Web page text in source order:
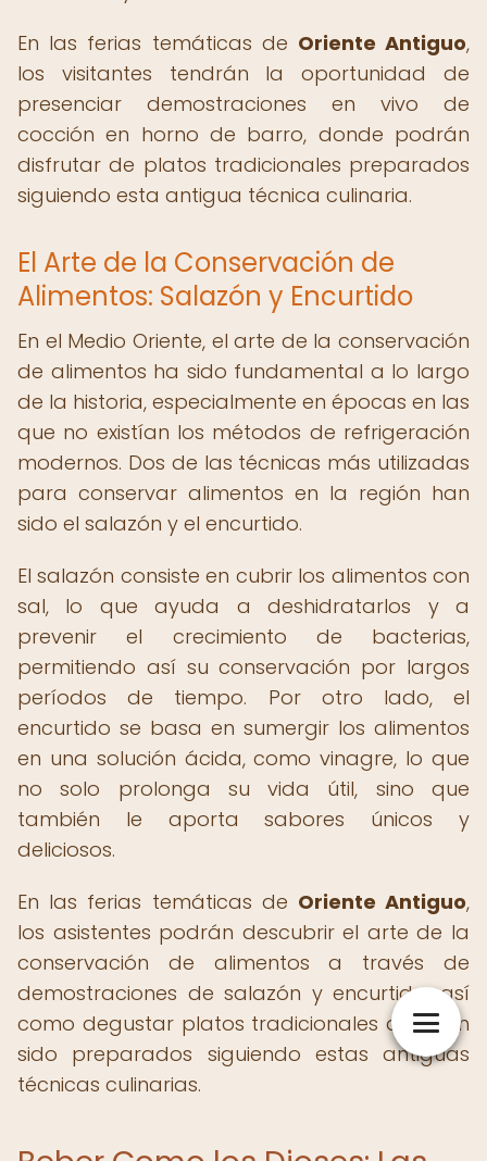
En las ferias temáticas de Oriente Antiguo,
los visitantes tendrán la oportunidad de
presenciar demostraciones en vivo de
cocción en horno de barro, donde podrán
disfrutar de platos tradicionales preparados
siguiendo esta antigua técnica culinaria.
El Arte de la Conservación de
Alimentos: Salazón y Encurtido
En el Medio Oriente, el arte de la conservación
de alimentos ha sido fundamental a lo largo
de la historia, especialmente en épocas en las
que no existían los métodos de refrigeración
modernos. Dos de las técnicas más utilizadas
para conservar alimentos en la región han
sido el salazón y el encurtido.
El salazón consiste en cubrir los alimentos con
sal, lo que ayuda a deshidratarlos y a
prevenir el crecimiento de bacterias,
permitiendo así su conservación por largos
períodos de tiempo. Por otro lado, el
encurtido se basa en sumergir los alimentos
en una solución ácida, como vinagre, lo que
no solo prolonga su vida útil, sino que
también le aporta sabores únicos y
deliciosos.
En las ferias temáticas de Oriente Antiguo,
los asistentes podrán descubrir el arte de la
conservación de alimentos a través de
demostraciones de salazón y encurtido, así
como degustar platos tradicionales que han
sido preparados siguiendo estas antiguas
técnicas culinarias.